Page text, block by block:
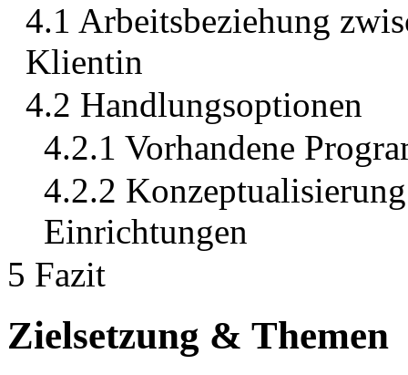
4.1 Arbeitsbeziehung
Klientin
4.2 Handlungsoptionen
4.2.1 Vorhandene
4.2.2
Einrichtungen
5 Fazit
Zielsetzung & Themen